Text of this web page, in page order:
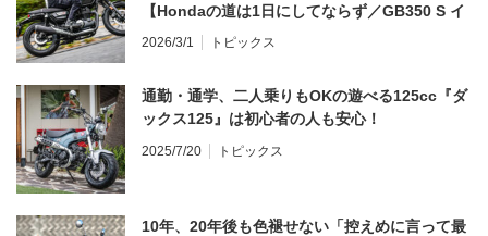
【Hondaの道は1日にしてならず／GB350 S イ
ンプレ・レビュー 前編】
2026/3/1 トピックス
通勤・通学、二人乗りもOKの遊べる125cc『ダ
ックス125』は初心者の人も安心！
2025/7/20 トピックス
10年、20年後も色褪せない「控えめに言って最